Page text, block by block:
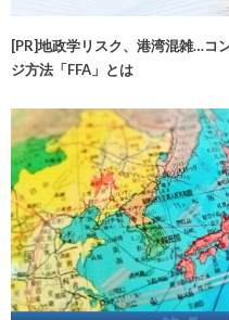
[PR]地政学リスク、港湾混雑…コ
ジ方法「FFA」とは